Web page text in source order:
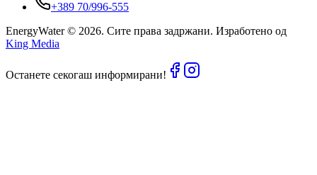
+389 70/996-555
EnergyWater © 2026. Сите права задржани. Изработено од
King Media
Останете секогаш информирани!